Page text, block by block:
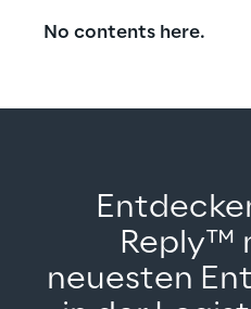
No contents here.
Reply™
neuesten